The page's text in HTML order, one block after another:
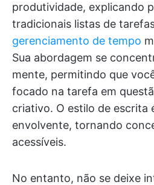
produtividade, explicando
tradicionais listas de
gerenciamento de tempo
Sua abordagem se
mente, permitindo que
focado na tarefa em
criativo. O estilo de escrita
envolvente, tornando
acessíveis.
No entanto, não se deixe